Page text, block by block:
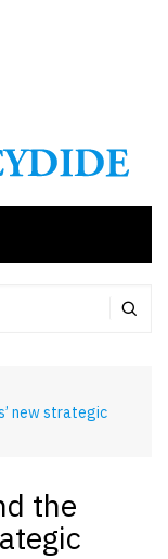
new strategic
the